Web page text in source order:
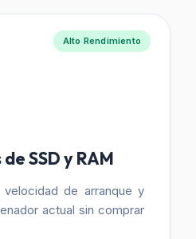
Alto Rendimiento
SSD y RAM
de arranque y
actual sin comprar